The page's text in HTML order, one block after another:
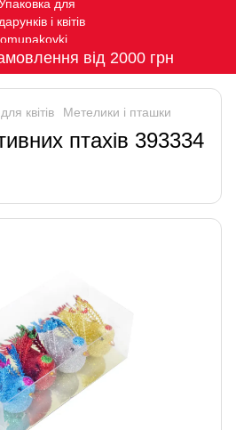
від 2000 грн
квітів Метелики і пташки
птахів 393334